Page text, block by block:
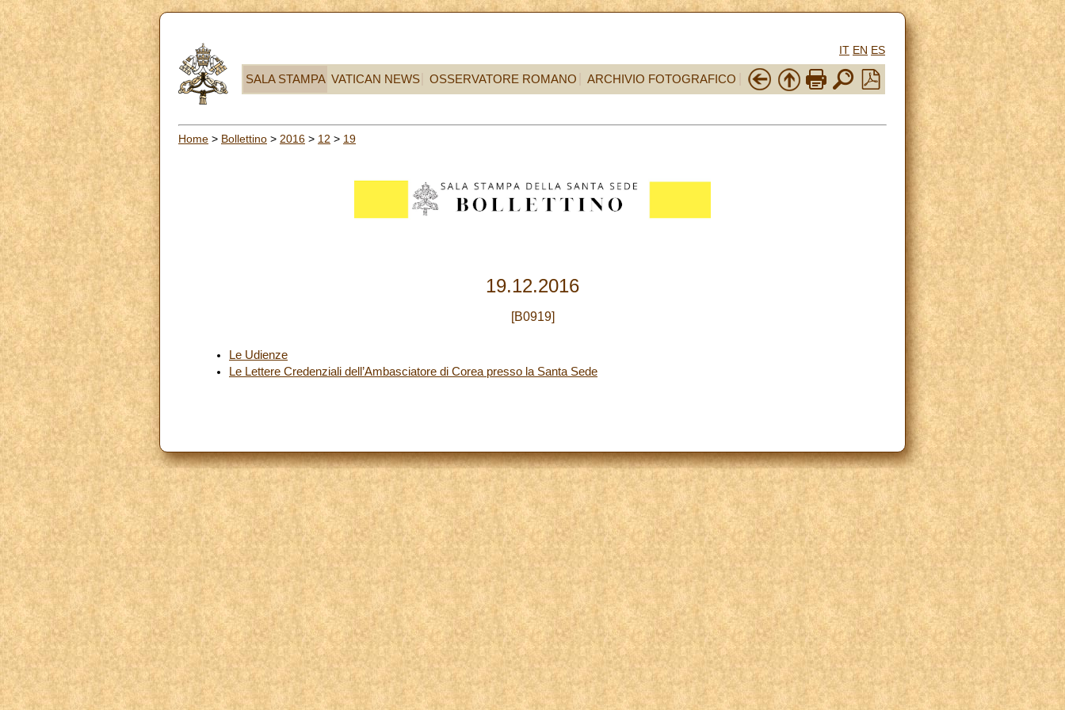
IT EN ES
SALA STAMPA VATICAN NEWS OSSERVATORE ROMANO ARCHIVIO FOTOGRAFICO
Home > Bollettino > 2016 > 12 > 19
19.12.2016
[B0919]
Le Udienze
Le Lettere Credenziali dell’Ambasciatore di Corea presso la Santa Sede